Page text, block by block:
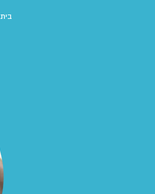
בית